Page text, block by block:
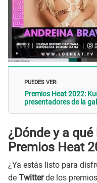
PUEDES VER:
Premios Heat 2022:
presentadores de la
¿Dónde y a
Premios Heat
¿Ya estás listo para
de Twitterde los